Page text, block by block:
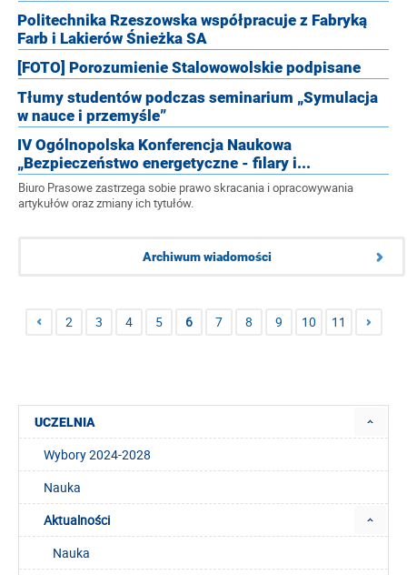
Politechnika Rzeszowska współpracuje z Fabryką
Farb i Lakierów Śnieżka SA
[FOTO] Porozumienie Stalowowolskie podpisane
Tłumy studentów podczas seminarium „Symulacja
w nauce i przemyśle”
IV Ogólnopolska Konferencja Naukowa
„Bezpieczeństwo energetyczne - filary i...
Biuro Prasowe zastrzega sobie prawo skracania i opracowywania
artykułów oraz zmiany ich tytułów.
Archiwum wiadomości
2 3 4 5 6 7 8 9 10 11
UCZELNIA
Wybory 2024-2028
Nauka
Aktualności
Nauka